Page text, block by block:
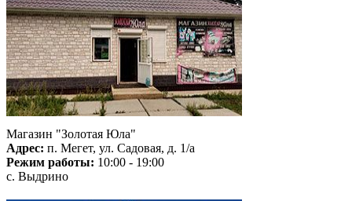
Магазин "Золотая Юла"
Адрес: п. Мегет, ул. Садовая, д. 1/а
Режим работы: 10:00 - 19:00
с. Выдрино